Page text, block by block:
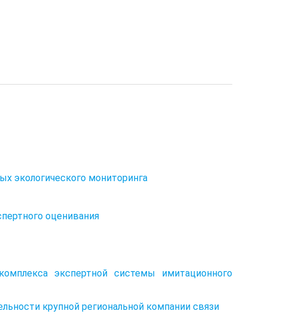
экологического мониторинга
оценивания
экспертной системы имитационного
крупной региональной компании связи